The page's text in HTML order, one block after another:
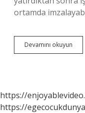
ortamda
Devamını okuyun
https://
https://